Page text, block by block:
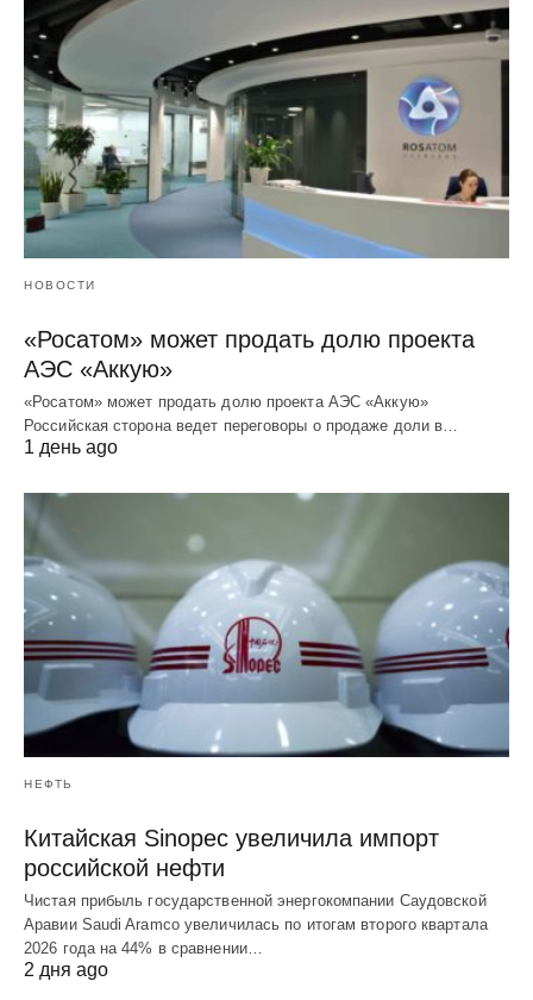
НОВОСТИ
«Росатом» может продать долю проекта
АЭС «Аккую»
«Росатом» может продать долю проекта АЭС «Аккую»
Российская сторона ведет переговоры о продаже доли в…
1 день ago
НЕФТЬ
Китайская Sinopec увеличила импорт
российской нефти
Чистая прибыль государственной энергокомпании Саудовской
Аравии Saudi Aramco увеличилась по итогам второго квартала
2026 года на 44% в сравнении…
2 дня ago